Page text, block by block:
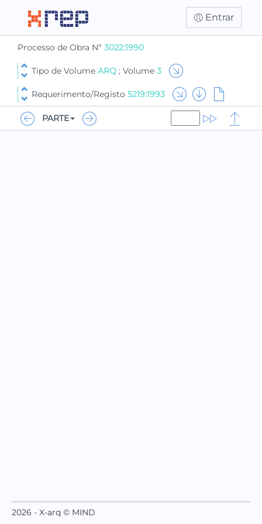
Entrar
Processo de Obra Nº 3022:1990
Tipo de Volume ARQ ; Volume 3
Requerimento/Registo 5219:1993
PARTE
2026 - X-arq © MIND